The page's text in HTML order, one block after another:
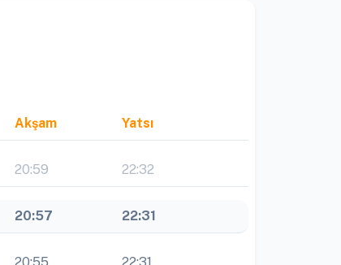
Akşam Yatsı
20:59 22:32
20:57 22:31